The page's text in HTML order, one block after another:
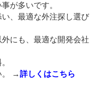
が多いです。
、最適な外注探し選び
にも、最適な開発会社
→詳しくはこちら